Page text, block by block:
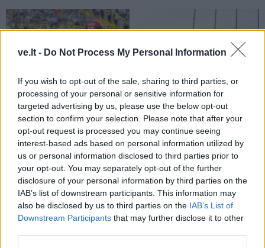
ve.lt - Do Not Process My Personal Information
If you wish to opt-out of the sale, sharing to third parties, or
processing of your personal or sensitive information for
targeted advertising by us, please use the below opt-out
section to confirm your selection. Please note that after your
opt-out request is processed you may continue seeing
interest-based ads based on personal information utilized by
us or personal information disclosed to third parties prior to
your opt-out. You may separately opt-out of the further
disclosure of your personal information by third parties on the
IAB’s list of downstream participants. This information may
also be disclosed by us to third parties on the IAB’s List of
Downstream Participants that may further disclose it to other
Sportas
Vilniaus „Žalgiris“
kapituliavo prieš „Hajduk“
– praleido net penkis
įvarčius
Sportas
Krepšinio čempionato
organizavimui - 0,4 mln.
eurų (1)